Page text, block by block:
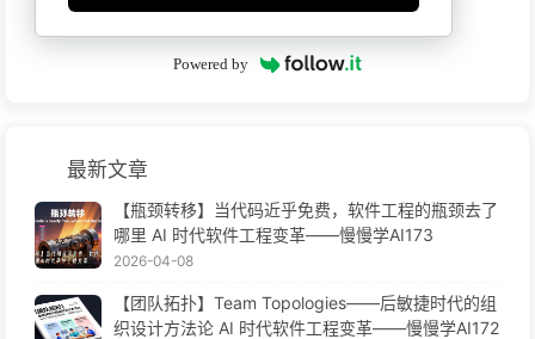
Powered by
最新文章
【瓶颈转移】当代码近乎免费，软件工程的瓶颈去了
哪里 AI 时代软件工程变革——慢慢学AI173
2026-04-08
【团队拓扑】Team Topologies——后敏捷时代的组
织设计方法论 AI 时代软件工程变革——慢慢学AI172